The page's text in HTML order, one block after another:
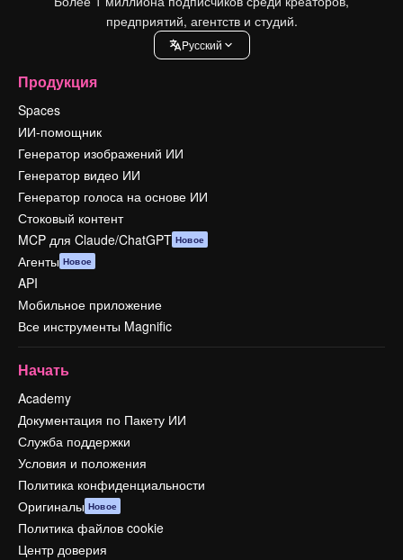
предприятий, агентств и студий.
Pусский
Продукция
Spaces
ИИ-помощник
Генератор изображений ИИ
Генератор видео ИИ
Генератор голоса на основе ИИ
Стоковый контент
MCP для Claude/ChatGPT Новое
Агенты Новое
API
Мобильное приложение
Все инструменты Magnific
Начать
Academy
Документация по Пакету ИИ
Служба поддержки
Условия и положения
Политика конфиденциальности
Оригиналы Новое
Политика файлов cookie
Центр доверия